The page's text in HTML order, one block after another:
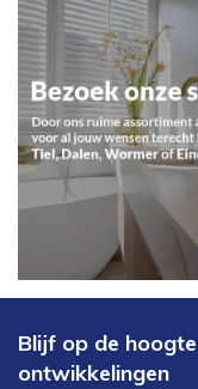
Blijf op de
ontwikkelingen